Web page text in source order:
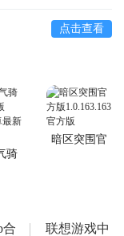
点击查看
骑
暗区突围官
合 联想游戏中